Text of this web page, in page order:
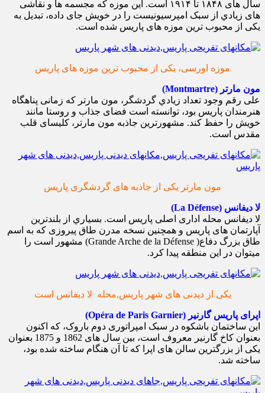
سال های ۱۸۴۸ تا ۱۹۱۴ است. این موزه که مجسمه ها و نقاشی
های زيادي از سبک امپرسیونیست را در خویش جای داده، تبدیل به
یکی از محبوب ترین موزه های پاریس شده است.
موزه اورسی، یکی از محبوب ترین موزه های پاریس
مون مارتر (Montmartre)
علی رقم وجود تعداد زيادي گردشگر، مون مارتر که زمانی پناهگاه
هنرمندان پاریس بود، توانسته است فضای جذاب و روستا مانند
خویش را حفظ کند. مشهورترین جاذبه مون مارتر، کلیسای قلب
مقدس است.
مون مارتر یکی از جاذبه های گردشگری پاریس
لا دیفانس (La Défense)
لا دیفانس محله اداری اصلی پاریس است. بسياري از بلندترین
آپارتمان های پاریس و همچنین نسخه مدرن طاق پیروزی که به اسم
طاق بزرگ دفاع( Grande Arche de la Défense) مشهور است را
میتوان در این منطقه پیدا کرد.
یکی از دیدنی های شهر پاریس,محله لا دیفانس است
اپرای پاریس گارنیر (Opéra de Paris Garnier)
این ساختمان باشکوه در سبک امپراتوری دوم باروک، که اکنون
بعنوان کاخ گارنیر معروف است، بین سال های 1862 و 1875 بعنوان
یکی از بزرگترین سالن های اپرا که تا آن هنگام ساخته شده بود،
ساخته شد.